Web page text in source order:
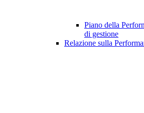
Piano della
di gestione
Relazione sulla